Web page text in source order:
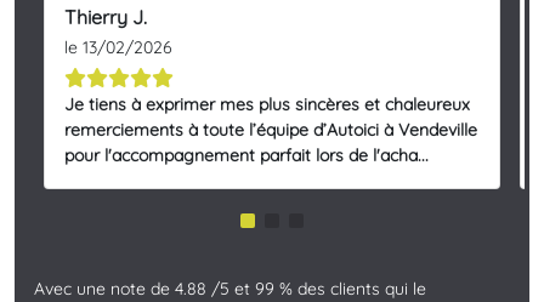
Thierry J.
le 13/02/2026
Je tiens à exprimer mes plus sincères et chaleureux
remerciements à toute l’équipe d’Autoici à Vendeville
pour l'accompagnement parfait lors de l'acha...
Avec une note de 4.88 /5 et 99 % des clients qui le